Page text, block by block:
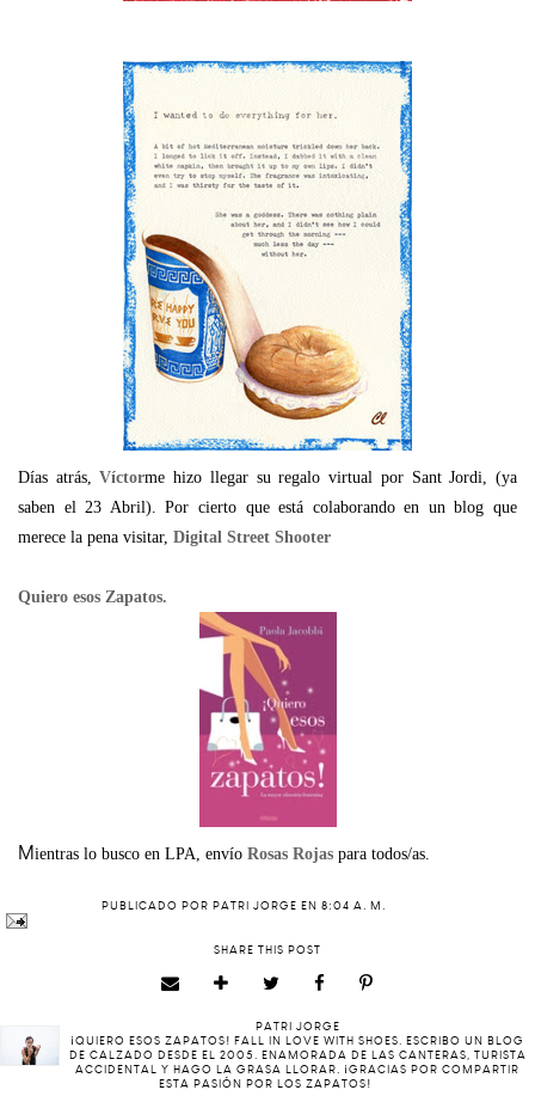
Días atrás,Víctorme hizo llegar su regalo virtual por Sant Jordi, (ya
saben el 23 Abril). Por cierto que está colaborando en un blog que
merece la pena visitar, Digital Street Shooter
Quiero esos Zapatos.
Mientras lo busco en LPA, envío Rosas Rojas para todos/as.
PUBLICADO POR PATRI JORGE EN 8:04 A. M.
SHARE THIS POST
PATRI JORGE
¡QUIERO ESOS ZAPATOS! FALL IN LOVE WITH SHOES. ESCRIBO UN BLOG
DE CALZADO DESDE EL 2005. ENAMORADA DE LAS CANTERAS, TURISTA
ACCIDENTAL Y HAGO LA GRASA LLORAR. ¡GRACIAS POR COMPARTIR
ESTA PASIÓN POR LOS ZAPATOS!